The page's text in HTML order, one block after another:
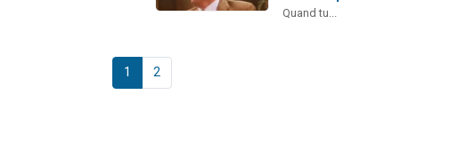
Quand tu...
1 2